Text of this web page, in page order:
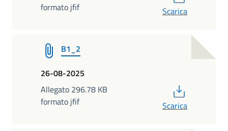
formato jfif
Scarica
B1_2
26-08-2025
Allegato 296.78 KB
formato jfif
Scarica